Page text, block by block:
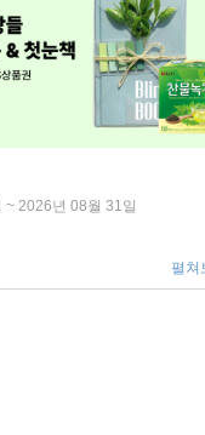
2026년 08월 31일
펼쳐